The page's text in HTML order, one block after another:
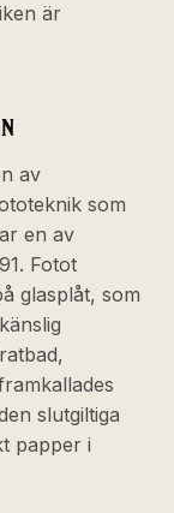
är
av
som
en av
Fotot
glasplåt, som
slutgiltiga
papper i